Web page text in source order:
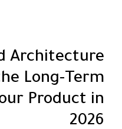
Architecture
Long-Term
Product in
2026